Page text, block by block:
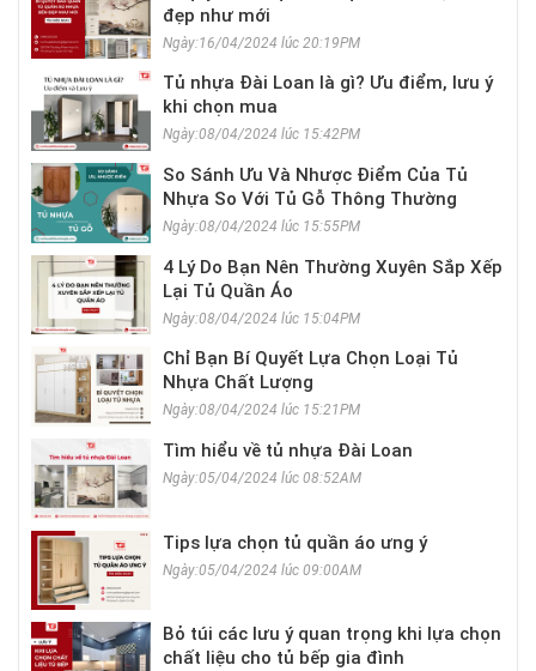
đẹp như mới
Ngày:16/04/2024 lúc 20:19PM
Tủ nhựa Đài Loan là gì? Ưu điểm, lưu ý
khi chọn mua
Ngày:08/04/2024 lúc 15:42PM
So Sánh Ưu Và Nhược Điểm Của Tủ
Nhựa So Với Tủ Gỗ Thông Thường
Ngày:08/04/2024 lúc 15:55PM
4 Lý Do Bạn Nên Thường Xuyên Sắp Xếp
Lại Tủ Quần Áo
Ngày:08/04/2024 lúc 15:04PM
Chỉ Bạn Bí Quyết Lựa Chọn Loại Tủ
Nhựa Chất Lượng
Ngày:08/04/2024 lúc 15:21PM
Tìm hiểu về tủ nhựa Đài Loan
Ngày:05/04/2024 lúc 08:52AM
Tips lựa chọn tủ quần áo ưng ý
Ngày:05/04/2024 lúc 09:00AM
Bỏ túi các lưu ý quan trọng khi lựa chọn
chất liệu cho tủ bếp gia đình